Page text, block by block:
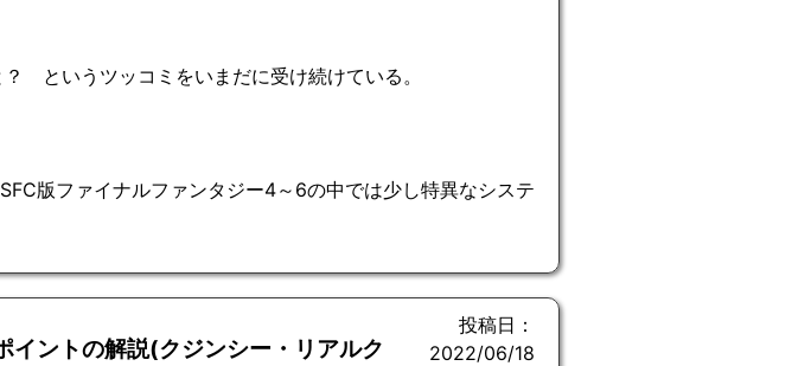
というツッコミをいまだに受け続けている。
版ファイナルファンタジー4～6の中では少し特異なシステ
イントの解説(クジンシー・リアルク
投稿日：
2022/06/18